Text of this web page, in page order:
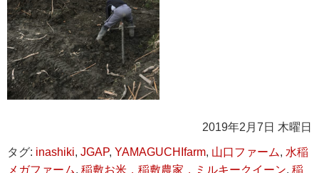
2019年2月7日 木曜日
タグ: inashiki, JGAP, YAMAGUCHIfarm, 山口ファーム, 水稲
メガファーム, 稲敷お米，稲敷農家，ミルキークイーン, 稲